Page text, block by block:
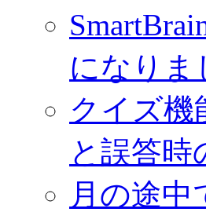
になりま
クイズ機
と誤答
月の途